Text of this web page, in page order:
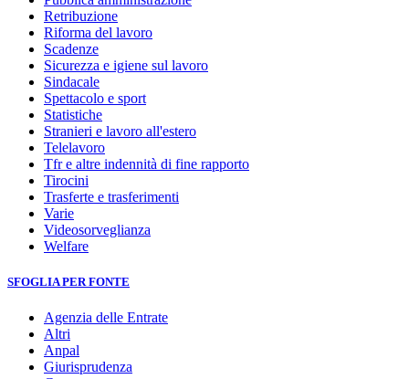
Retribuzione
Riforma del lavoro
Scadenze
Sicurezza e igiene sul lavoro
Sindacale
Spettacolo e sport
Statistiche
Stranieri e lavoro all'estero
Telelavoro
Tfr e altre indennità di fine rapporto
Tirocini
Trasferte e trasferimenti
Varie
Videosorveglianza
Welfare
SFOGLIA PER FONTE
Agenzia delle Entrate
Altri
Anpal
Giurisprudenza